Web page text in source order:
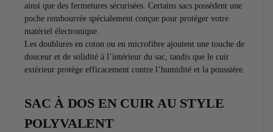
ainsi que des fermetures sécurisées. Certains sacs possèdent une
poche rembourrée spécialement conçue pour protéger votre
matériel électronique.
Les doublures en coton ou en microfibre ajoutent une touche de
douceur et de solidité à l’intérieur du sac, tandis que le cuir
extérieur protège efficacement contre l’humidité et la poussière.
SAC À DOS EN CUIR AU STYLE
POLYVALENT